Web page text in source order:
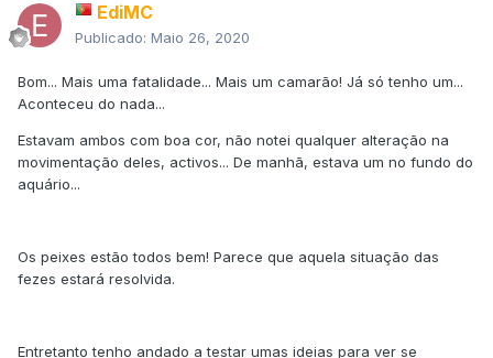
EdiMC
Publicado: Maio 26, 2020
Bom... Mais uma fatalidade... Mais um camarão! Já só tenho um...
Aconteceu do nada...
Estavam ambos com boa cor, não notei qualquer alteração na
movimentação deles, activos... De manhã, estava um no fundo do
aquário...
Os peixes estão todos bem! Parece que aquela situação das
fezes estará resolvida.
Entretanto tenho andado a testar umas ideias para ver se